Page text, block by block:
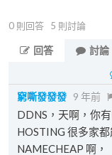
0 則回答 5 則討論
回答
討論
窮嘶發發發 9 年前
DDNS，天啊，你
HOSTING 很多家
NAMECHEAP 啊，